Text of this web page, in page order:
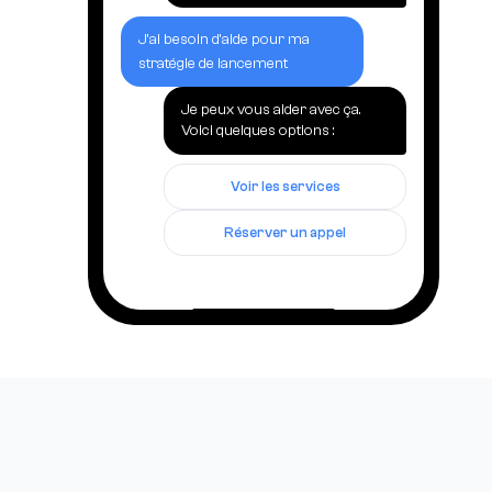
J'ai besoin d'aide pour ma
stratégie de lancement
Je peux vous aider avec ça.
Voici quelques options :
Voir les services
Réserver un appel